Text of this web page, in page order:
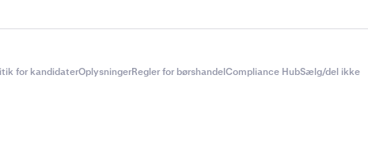
for kandidaterOplysningerRegler for børshandelCompliance HubSælg/del ikke